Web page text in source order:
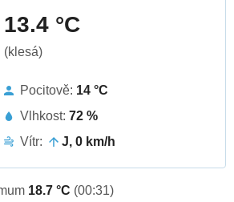
13.4 °C
(klesá)
Pocitově: 14 °C
Vlhkost: 72 %
Vítr:
J, 0 km/h
18.7 °C (00:31)